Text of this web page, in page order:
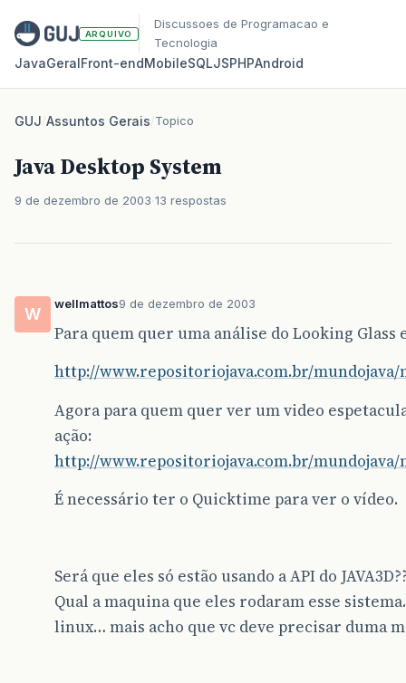
ARQUIVO
Discussoes de Programacao e
Tecnologia
JavaGeralFront‑endMobileSQLJSPHPAndroid
GUJ/Assuntos Gerais/Topico
Java Desktop System
9 de dezembro de 2003 13 respostas
W
wellmattos9 de dezembro de 2003
Para quem quer uma análise do Looking
http://www.repositoriojava.com.br/
Agora para quem quer ver um video
ação:
http://www.repositoriojava.com.br/
É necessário ter o Quicktime para ver o vídeo.
Será que eles só estão usando a API do
Qual a maquina que eles rodaram esse
linux… mais acho que vc deve precisar duma